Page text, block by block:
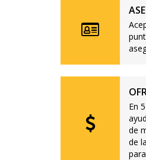
En
de
de